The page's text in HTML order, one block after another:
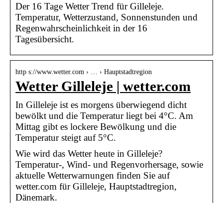
Der 16 Tage Wetter Trend für Gilleleje.
Temperatur, Wetterzustand, Sonnenstunden und
Regenwahrscheinlichkeit in der 16
Tagesübersicht.
http s://www.wetter.com › … › Hauptstadtregion
Wetter Gilleleje | wetter.com
In Gilleleje ist es morgens überwiegend dicht
bewölkt und die Temperatur liegt bei 4°C. Am
Mittag gibt es lockere Bewölkung und die
Temperatur steigt auf 5°C.
Wie wird das Wetter heute in Gilleleje?
Temperatur-, Wind- und Regenvorhersage, sowie
aktuelle Wetterwarnungen finden Sie auf
wetter.com für Gilleleje, Hauptstadtregion,
Dänemark.